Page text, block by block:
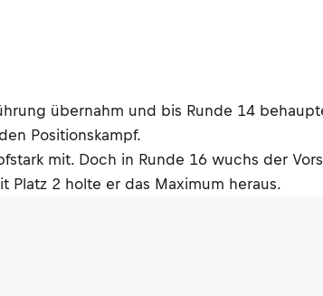
übernahm und bis Runde 14
Positionskampf.
mit. Doch in Runde 16 wuchs der
Platz 2 holte er das Maximum heraus.